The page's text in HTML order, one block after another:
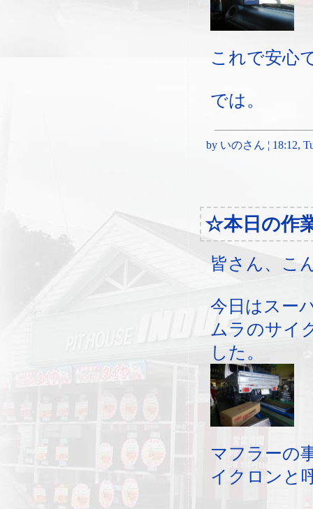
これで安心
では。
by いのさん ¦ 18:12,
☆本日の作
皆さん、こ
今日はスー
ムラのサイ
した。
マフラーの
イクロンと